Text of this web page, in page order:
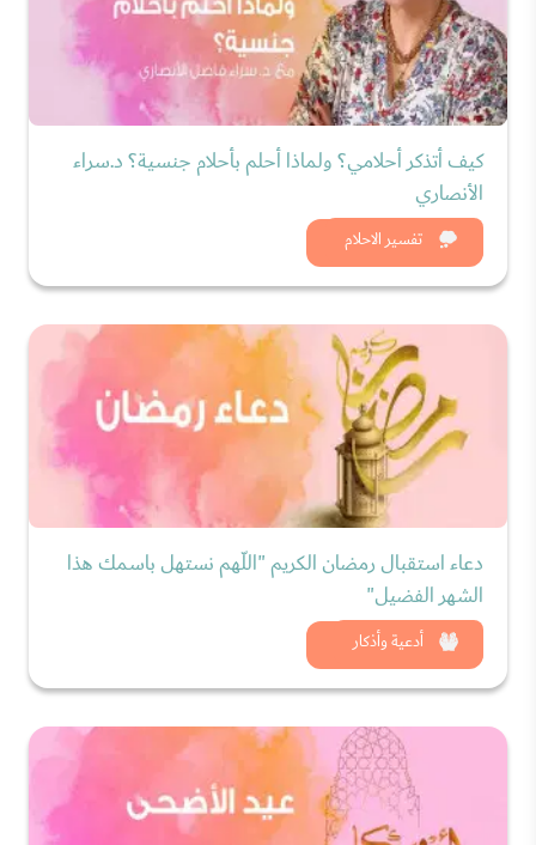
تفسير الاحلام
كيف أتذكر أحلامي؟ ولماذا أحلم بأحلام جنسية؟ د.سراء
الأنصاري
شاهد الان
أدعية وأذكار
دعاء استقبال رمضان الكريم "اللّهم نستهل باسمك هذا
الشهر الفضيل"
شاهد الان